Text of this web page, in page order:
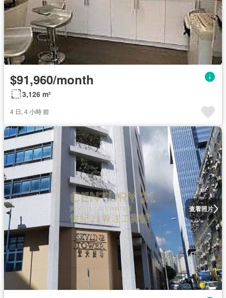
$91,960/month
3,126 m²
4 日, 4 小時 前
查看照片